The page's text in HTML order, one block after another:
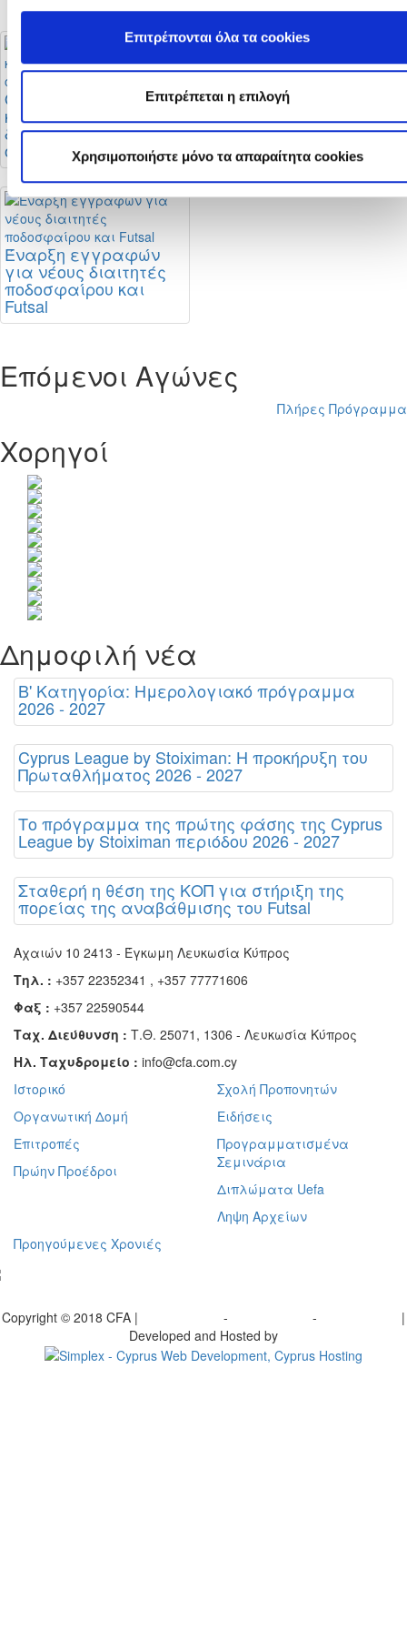
Επιτρέπονται όλα τα cookies
Επιτρέπεται η επιλογή
Χρησιμοποιήστε μόνο τα απαραίτητα cookies
Οι αλλαγές στους
κανονισμούς
διαιτησίας και οι
οδηγίες της ΚΟΠ
Μεταγραφική
περίοδος: Τι ισχύει
και πότε
ολοκληρώνεται
Έναρξη εγγραφών
για νέους διαιτητές
ποδοσφαίρου και
Futsal
Επόμενοι Αγώνες
Πλήρες Πρόγραμμα
Χορηγοί
Δημοφιλή νέα
Β' Κατηγορία: Ημερολογιακό πρόγραμμα
2026 - 2027
Cyprus League by Stoiximan: Η προκήρυξη του
Πρωταθλήματος 2026 - 2027
Το πρόγραμμα της πρώτης φάσης της Cyprus
League by Stoiximan περιόδου 2026 - 2027
Σταθερή η θέση της ΚΟΠ για στήριξη της
πορείας της αναβάθμισης του Futsal
Αχαιών 10 2413 - Έγκωμη Λευκωσία Κύπρος
Τηλ. : +357 22352341 , +357 77771606
Φαξ : +357 22590544
Ταχ. Διεύθυνση : Τ.Θ. 25071, 1306 - Λευκωσία Κύπρος
Ηλ. Ταχυδρομείο : info@cfa.com.cy
Ιστορικό
Οργανωτική Δομή
Επιτροπές
Πρώην Προέδροι
Σχολή Προπονητών
Ειδήσεις
Προγραμματισμένα
Σεμινάρια
Διπλώματα Uefa
Ληψη Αρχείων
Προηγούμενες Χρονιές
Copyright © 2018 CFA | - -
|
Developed and Hosted by